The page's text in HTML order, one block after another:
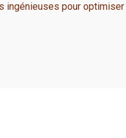
ingénieuses pour